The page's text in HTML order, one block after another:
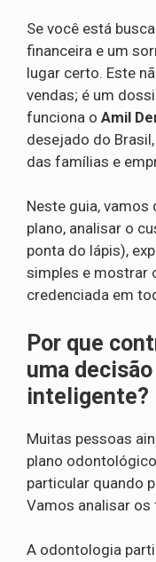
Se você está
financeira e um
lugar certo. Este
vendas; é um
funciona o Amil
desejado do
das famílias e
Neste guia,
plano, analisar o
ponta do lápis),
simples e mostrar
credenciada em
Por que
uma
inteligente?
Muitas pessoas
plano
particular quando
Vamos analisar os
A odontologia